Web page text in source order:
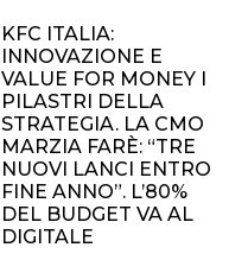
KFC ITALIA:
INNOVAZIONE E
VALUE FOR MONEY I
PILASTRI DELLA
STRATEGIA. LA CMO
MARZIA FARÈ: “TRE
NUOVI LANCI ENTRO
FINE ANNO”. L’80%
DEL BUDGET VA AL
DIGITALE